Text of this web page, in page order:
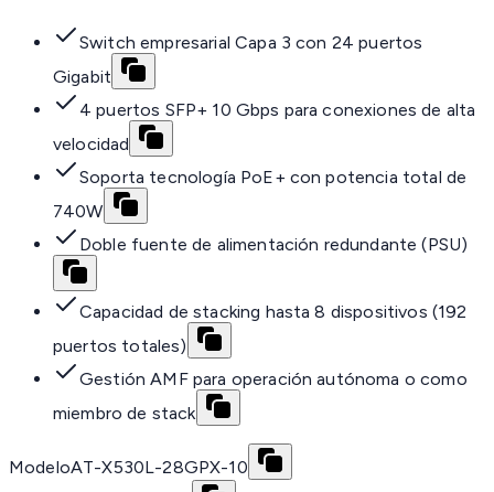
Switch empresarial Capa 3 con 24 puertos
Gigabit
4 puertos SFP+ 10 Gbps para conexiones de alta
velocidad
Soporta tecnología PoE+ con potencia total de
740W
Doble fuente de alimentación redundante (PSU)
Capacidad de stacking hasta 8 dispositivos (192
puertos totales)
Gestión AMF para operación autónoma o como
miembro de stack
ModeloAT-X530L-28GPX-10